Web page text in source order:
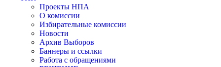
Проекты НПА
О комиссии
Избирательные комиссии
Новости
Архив Выборов
Баннеры и ссылки
Работа с обращениями